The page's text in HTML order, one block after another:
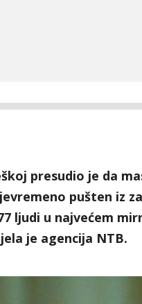
presudio je da
pušten iz
ljudi u najvećem
je agencija NTB.